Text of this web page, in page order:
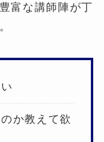
富な講師陣が丁
か教えて欲